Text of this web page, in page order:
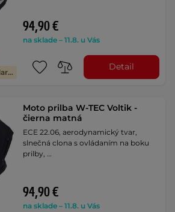
Výmena veľkosti zadarmo
94,90 €
na sklade – 11.8. u Vás
Detail
Moto prilba W-TEC Voltik -
čierna matná
ECE 22.06, aerodynamický tvar,
slnečná clona s ovládaním na boku
prilby, …
94,90 €
na sklade – 11.8. u Vás